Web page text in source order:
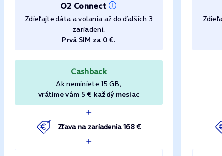
O2 Connect
Zdieľajte dáta a volania až do ďalších 3
zariadení.
Prvá SIM za 0 €.
Cashback
Ak neminiete 15 GB,
vrátime vám 5 € každý mesiac
Zľava na zariadenia 168 €